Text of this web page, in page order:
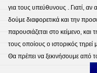
για τους υπεύθυνους . Γιατί,
δούμε διαφορετικά και την
παρουσιάζεται στο κείμενο,
τους οποίους ο ιστορικός τηρεί
Θα πρέπει να ξεκινήσουμε από